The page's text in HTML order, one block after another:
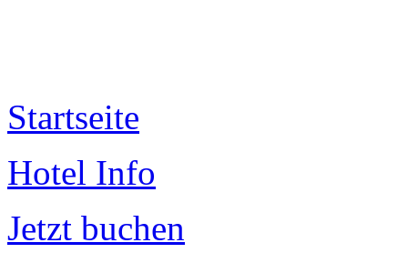
Startseite
Hotel Info
Jetzt buchen